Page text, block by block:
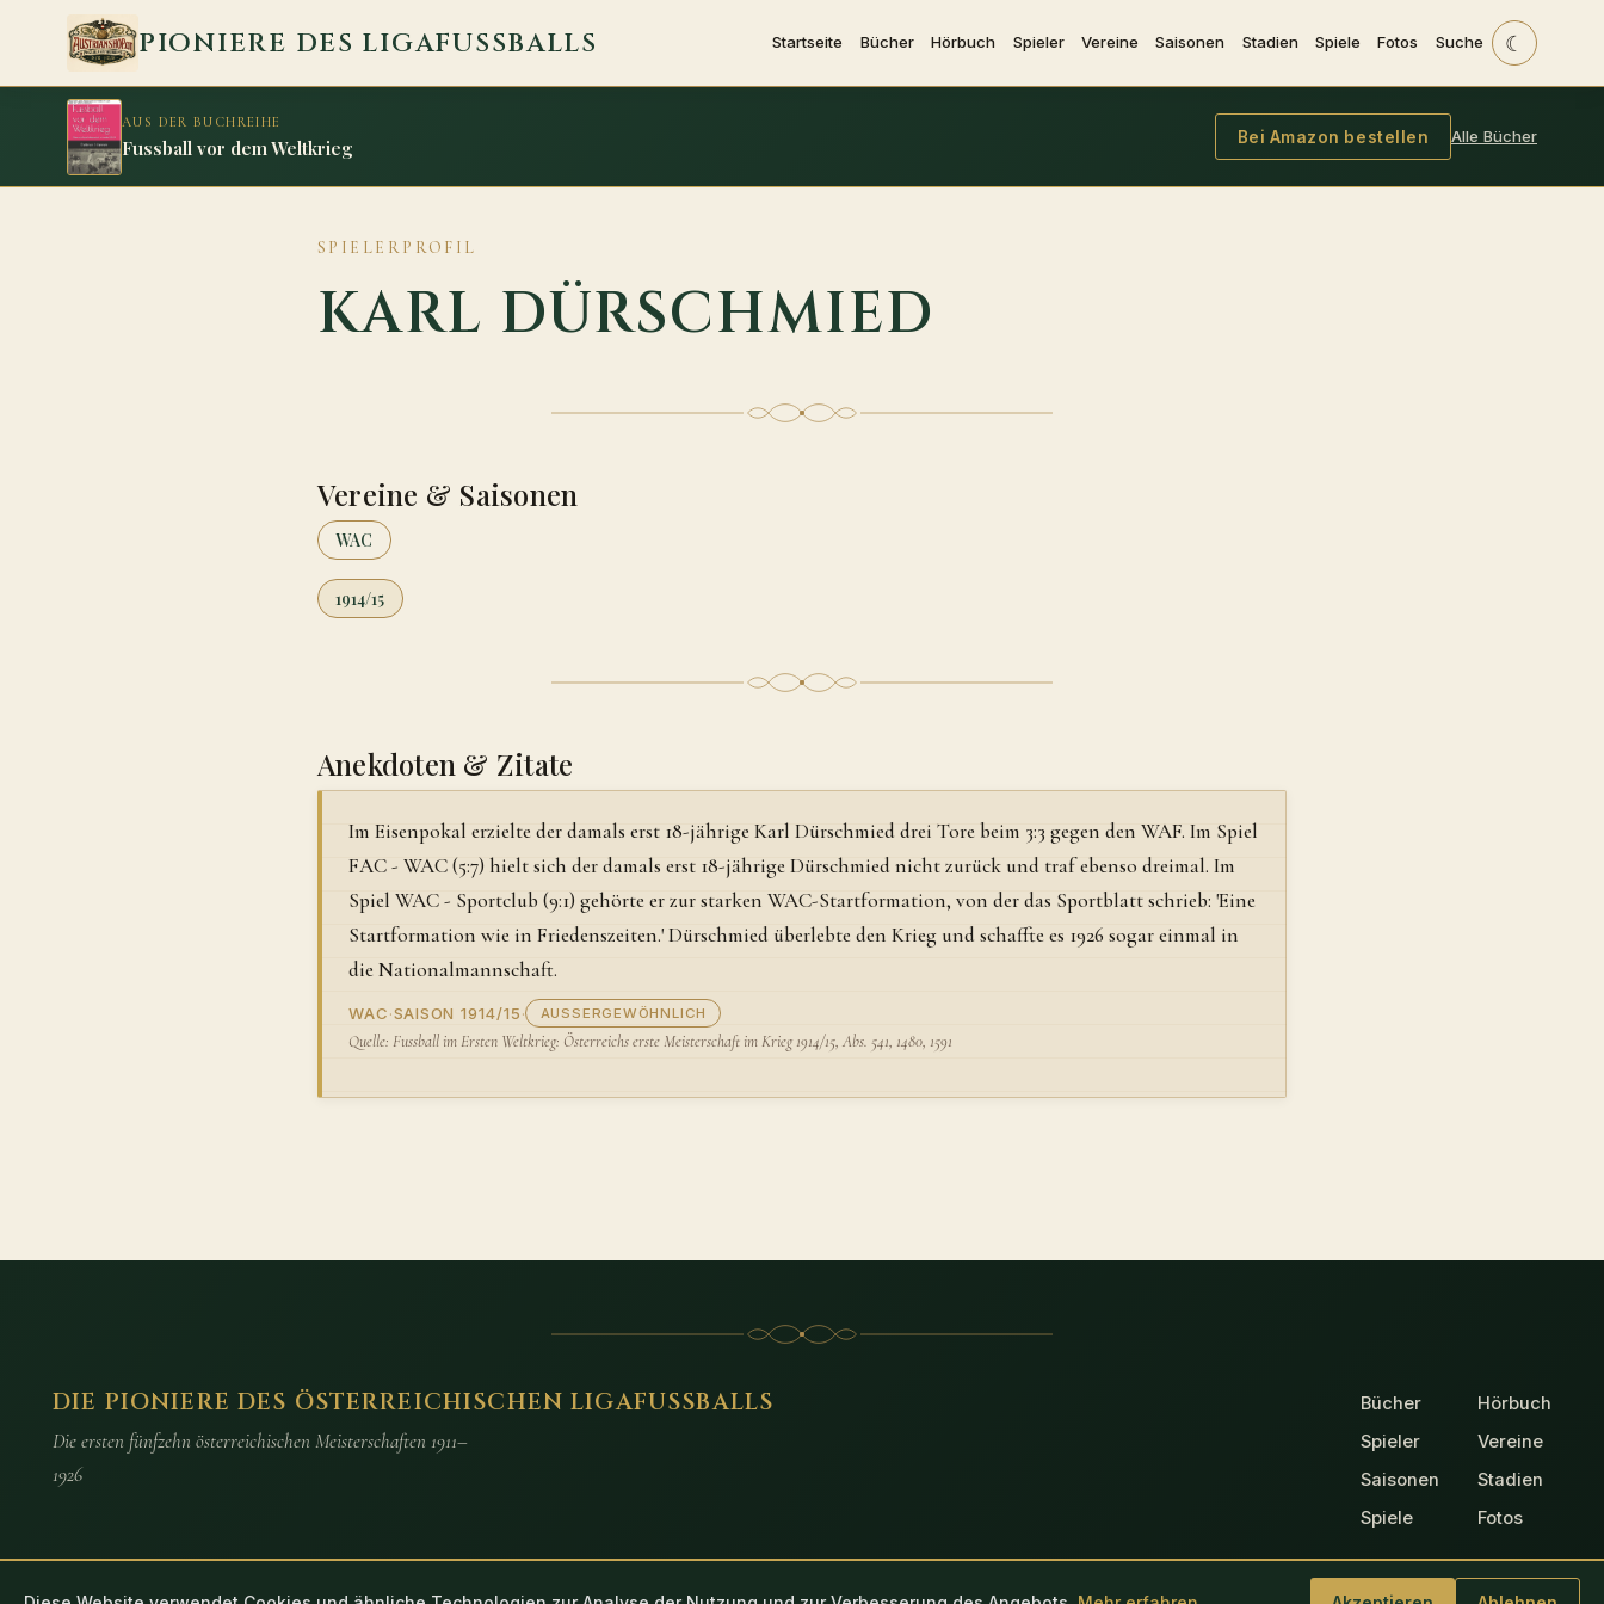
Zum Inhalt springen
PIONIERE DES LIGAFUSSBALLS Startseite Bücher Hörbuch Spieler Vereine Saisonen Stadien Spiele Fotos Suche ☾
AUS DER BUCHREIHE
Fussball vor dem Weltkrieg Bei Amazon bestellen Alle Bücher
SPIELERPROFIL
KARL DÜRSCHMIED
Vereine & Saisonen
WAC
1914/15
Anekdoten & Zitate
Im Eisenpokal erzielte der damals erst 18-jährige Karl Dürschmied drei Tore beim 3:3 gegen den WAF. Im Spiel
FAC - WAC (5:7) hielt sich der damals erst 18-jährige Dürschmied nicht zurück und traf ebenso dreimal. Im
Spiel WAC - Sportclub (9:1) gehörte er zur starken WAC-Startformation, von der das Sportblatt schrieb: 'Eine
Startformation wie in Friedenszeiten.' Dürschmied überlebte den Krieg und schaffte es 1926 sogar einmal in
die Nationalmannschaft.
WAC·SAISON 1914/15· AUSSERGEWÖHNLICH
Quelle: Fussball im Ersten Weltkrieg: Österreichs erste Meisterschaft im Krieg 1914/15, Abs. 541, 1480, 1591
DIE PIONIERE DES ÖSTERREICHISCHEN LIGAFUSSBALLS
Die ersten fünfzehn österreichischen Meisterschaften 1911–
1926
Bücher
Hörbuch
Spieler
Vereine
Saisonen
Stadien
Spiele
Fotos